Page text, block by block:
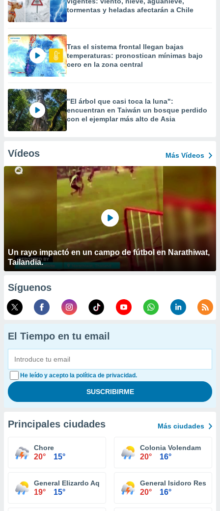
tormentas y heladas afectarán a Chile
Tras el sistema frontal llegan bajas
temperaturas: pronostican mínimas bajo
cero en la zona central
"El árbol que casi toca la luna":
encuentran en Taiwán un bosque perdido
con el ejemplar más alto de Asia
Vídeos Más Vídeos
Un rayo impactó en un campo de fútbol en Narathiwat,
Tailandia.
Síguenos
El Tiempo en tu email
He leído y acepto la política de privacidad.
Principales ciudades Más ciudades
Chore
20° 15°
Colonia Volendam
20° 16°
General Elizardo Aquino
19° 15°
General Isidoro
20° 16°